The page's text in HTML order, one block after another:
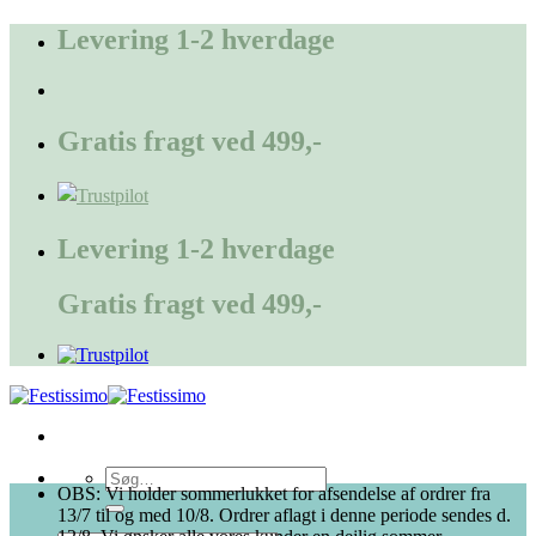
FortsætLevering 1-2 hverdage
Gratis fragt ved 499,-
Levering 1-2 hverdage
Gratis fragt ved 499,-
Søg
efter:
OBS: Vi holder sommerlukket for afsendelse af ordrer fra
13/7 til og med 10/8. Ordrer aflagt i denne periode sendes d.